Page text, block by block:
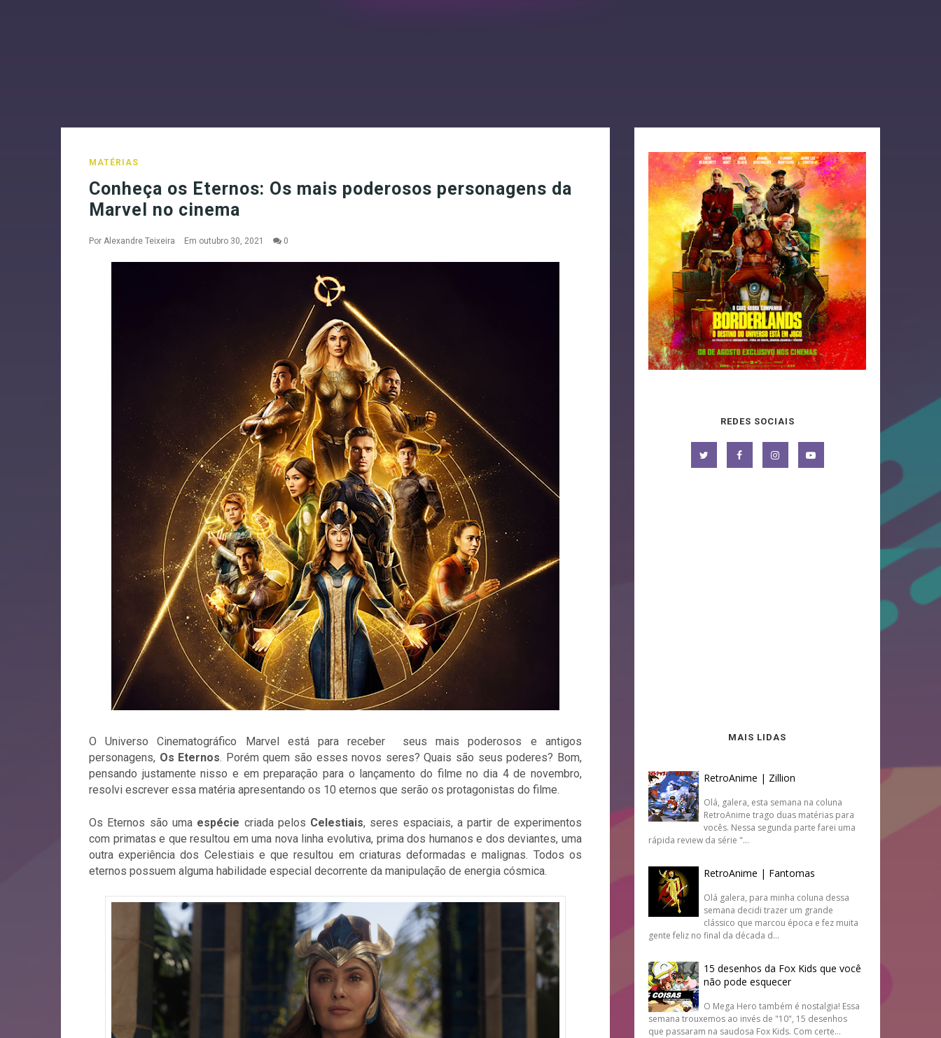
MATÉRIAS
Conheça os Eternos: Os mais poderosos personagens da
Marvel no cinema
Por Alexandre Teixeira Em outubro 30, 2021 0
O Universo Cinematográfico Marvel está para receber seus mais poderosos e antigos
personagens, Os Eternos. Porém quem são esses novos seres? Quais são seus poderes? Bom,
pensando justamente nisso e em preparação para o lançamento do filme no dia 4 de novembro,
resolvi escrever essa matéria apresentando os 10 eternos que serão os protagonistas do filme.
Os Eternos são uma espécie criada pelos Celestiais, seres espaciais, a partir de experimentos
com primatas e que resultou em uma nova linha evolutiva, prima dos humanos e dos deviantes, uma
outra experiência dos Celestiais e que resultou em criaturas deformadas e malignas. Todos os
eternos possuem alguma habilidade especial decorrente da manipulação de energia cósmica.
REDES SOCIAIS
MAIS LIDAS
RetroAnime | Zillion
Olá, galera, esta semana na coluna
RetroAnime trago duas matérias para
vocês. Nessa segunda parte farei uma
rápida review da série "...
RetroAnime | Fantomas
Olá galera, para minha coluna dessa
semana decidi trazer um grande
clássico que marcou época e fez muita
gente feliz no final da década d...
15 desenhos da Fox Kids que você
não pode esquecer
O Mega Hero também é nostalgia! Essa
semana trouxemos ao invés de "10", 15 desenhos
que passaram na saudosa Fox Kids. Com certe...